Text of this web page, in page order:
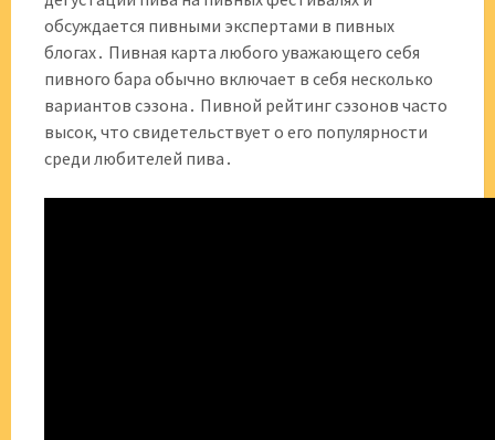
обсуждается пивными экспертами в пивных
блогах․ Пивная карта любого уважающего себя
пивного бара обычно включает в себя несколько
вариантов сэзона․ Пивной рейтинг сэзонов часто
высок, что свидетельствует о его популярности
среди любителей пива․